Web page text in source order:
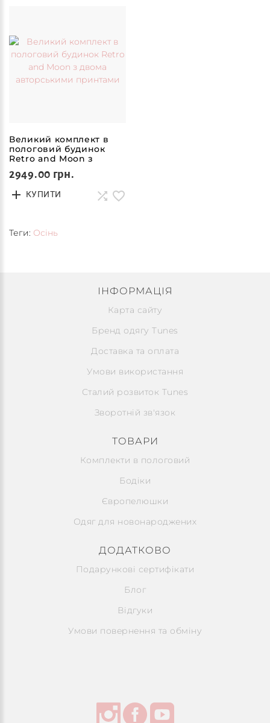
Великий комплект в
пологовий будинок
Retro and Moon з
принтами
2949.00 грн.
КУПИТИ
Теги: Осінь
ІНФОРМАЦІЯ
Карта сайту
Бренд одягу Tunes
Доставка та оплата
Умови використання
Сталий розвиток Tunes
Зворотній зв'язок
ТОВАРИ
Комплекти в пологовий
Бодіки
Європелюшки
Одяг для новонароджених
ДОДАТКОВО
Подарункові сертифікати
Блог
Відгуки
Умови повернення та обміну